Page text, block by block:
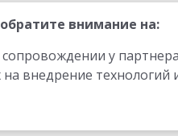
внимание на:
у
внедрение